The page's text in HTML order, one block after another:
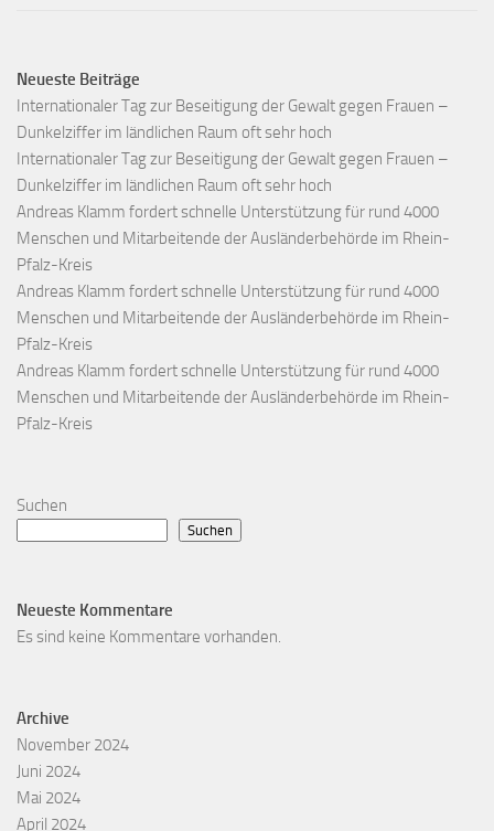
Neueste Beiträge
Internationaler Tag zur Beseitigung der Gewalt gegen Frauen –
Dunkelziffer im ländlichen Raum oft sehr hoch
Internationaler Tag zur Beseitigung der Gewalt gegen Frauen –
Dunkelziffer im ländlichen Raum oft sehr hoch
Andreas Klamm fordert schnelle Unterstützung für rund 4000
Menschen und Mitarbeitende der Ausländerbehörde im Rhein-
Pfalz-Kreis
Andreas Klamm fordert schnelle Unterstützung für rund 4000
Menschen und Mitarbeitende der Ausländerbehörde im Rhein-
Pfalz-Kreis
Andreas Klamm fordert schnelle Unterstützung für rund 4000
Menschen und Mitarbeitende der Ausländerbehörde im Rhein-
Pfalz-Kreis
Suchen
Suchen
Neueste Kommentare
Es sind keine Kommentare vorhanden.
Archive
November 2024
Juni 2024
Mai 2024
April 2024